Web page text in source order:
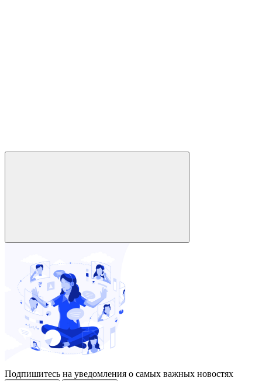
Подпишитесь на уведомления о самых важных новостях